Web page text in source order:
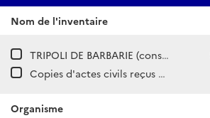
Nom de l'inventaire
TRIPOLI DE BARBARIE (consulat)
Copies d'actes civils reçus à la chancellerie du consulat de France à Tripoli de Barbarie (1700-1776).
Organisme